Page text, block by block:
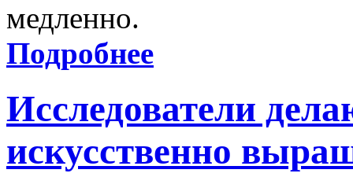
медленно.
Подробнее
Исследователи
искусственно